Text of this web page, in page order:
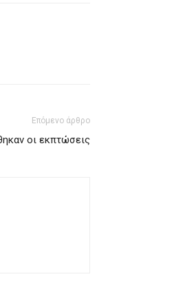
Επόμενο άρθρο
οι εκπτώσεις